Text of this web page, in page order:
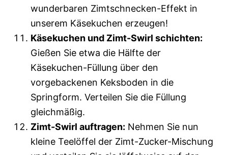
wunderbaren Zimtschnecken-Effekt in
unserem Käsekuchen erzeugen!
Käsekuchen und Zimt-Swirl schichten:
Gießen Sie etwa die Hälfte der
Käsekuchen-Füllung über den
vorgebackenen Keksboden in die
Springform. Verteilen Sie die Füllung
gleichmäßig.
Zimt-Swirl auftragen: Nehmen Sie nun
kleine Teelöffel der Zimt-Zucker-Mischung